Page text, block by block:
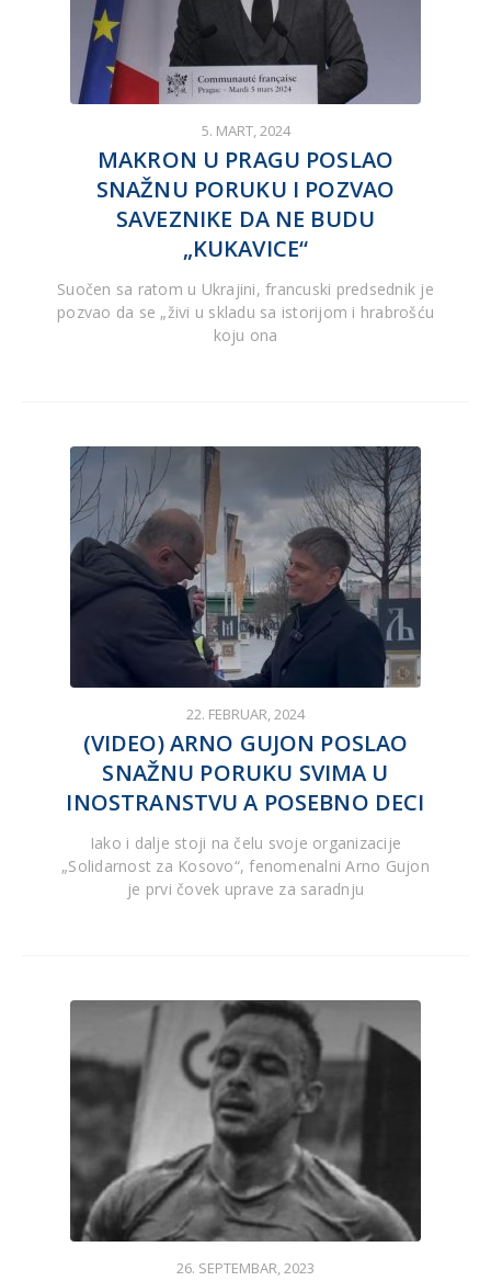
5. MART, 2024
MAKRON U PRAGU POSLAO
SNAŽNU PORUKU I POZVAO
SAVEZNIKE DA NE BUDU
„KUKAVICE“
Suočen sa ratom u Ukrajini, francuski predsednik je
pozvao da se „živi u skladu sa istorijom i hrabrošću
koju ona
22. FEBRUAR, 2024
(VIDEO) ARNO GUJON POSLAO
SNAŽNU PORUKU SVIMA U
INOSTRANSTVU A POSEBNO DECI
Iako i dalje stoji na čelu svoje organizacije
„Solidarnost za Kosovo“, fenomenalni Arno Gujon
je prvi čovek uprave za saradnju
26. SEPTEMBAR, 2023